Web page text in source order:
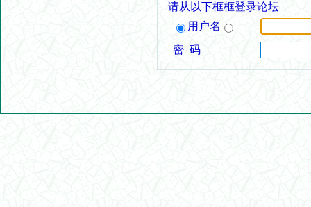
请从以下框框登录论坛
用户名
密 码